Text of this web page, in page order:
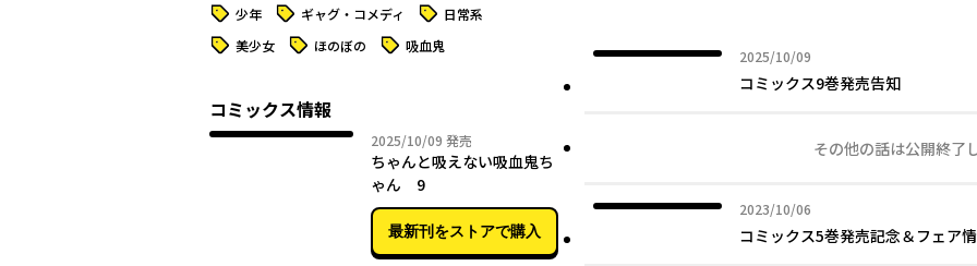
タグ 少年 タグ ギャグ・コメディ タグ 日常系
タグ 美少女 タグ ほのぼの タグ 吸血鬼
コミックス情報
2025/10/09 2025年10月09日
発売
ちゃんと吸えない吸血鬼ち
ゃん 9
最新刊をストアで購入
2025/10/09
2025年10月09日
コミックス9巻発売告知
その他の話は公開終了
2023/10/06
2023年10月06日
コミックス5巻発売記念＆フェ